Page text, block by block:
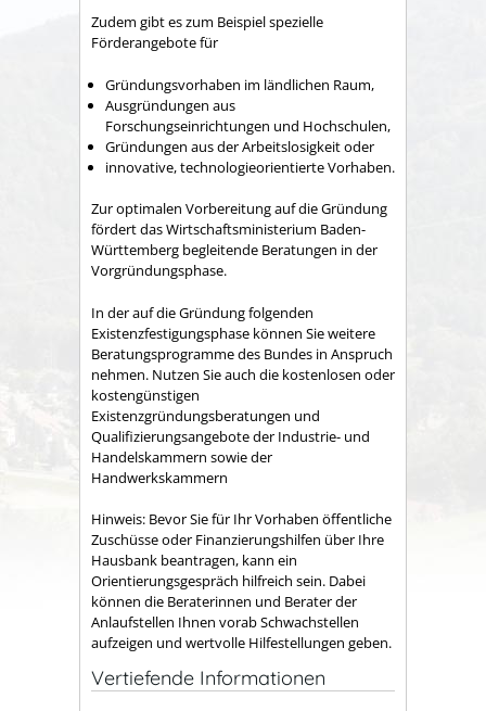
Zudem gibt es zum Beispiel spezielle
Förderangebote für
Gründungsvorhaben im ländlichen Raum,
Ausgründungen aus
Forschungseinrichtungen und Hochschulen,
Gründungen aus der Arbeitslosigkeit oder
innovative, technologieorientierte Vorhaben.
Zur optimalen Vorbereitung auf die Gründung
fördert das Wirtschaftsministerium Baden-
Württemberg begleitende Beratungen in der
Vorgründungsphase.
In der auf die Gründung folgenden
Existenzfestigungsphase können Sie weitere
Beratungsprogramme des Bundes in Anspruch
nehmen. Nutzen Sie auch die kostenlosen oder
kostengünstigen
Existenzgründungsberatungen und
Qualifizierungsangebote der Industrie- und
Handelskammern sowie der
Handwerkskammern
Hinweis: Bevor Sie für Ihr Vorhaben öffentliche
Zuschüsse oder Finanzierungshilfen über Ihre
Hausbank beantragen, kann ein
Orientierungsgespräch hilfreich sein. Dabei
können die Beraterinnen und Berater der
Anlaufstellen Ihnen vorab Schwachstellen
aufzeigen und wertvolle Hilfestellungen geben.
Vertiefende Informationen